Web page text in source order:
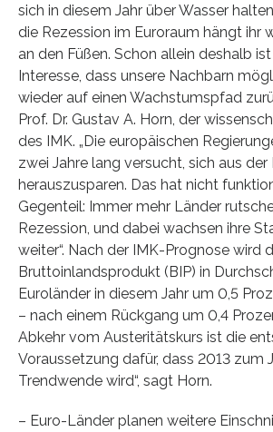
sich in diesem Jahr über Wasser
die Rezession im Euroraum hängt ihr
an den Füßen. Schon allein deshalb
Interesse, dass unsere Nachbarn
wieder auf einen Wachstumspfad
Prof. Dr. Gustav A. Horn, der
des IMK. „Die europäischen
zwei Jahre lang versucht, sich aus der
herauszusparen. Das hat nicht
Gegenteil: Immer mehr Länder
Rezession, und dabei wachsen ihre
weiter“. Nach der IMK-Prognose wird
Bruttoinlandsprodukt (BIP) in
Euroländer in diesem Jahr um 0,5
– nach einem Rückgang um 0,4
Abkehr vom Austeritätskurs ist die
Voraussetzung dafür, dass 2013 zum
Trendwende wird“, sagt Horn.
– Euro-Länder planen weitere